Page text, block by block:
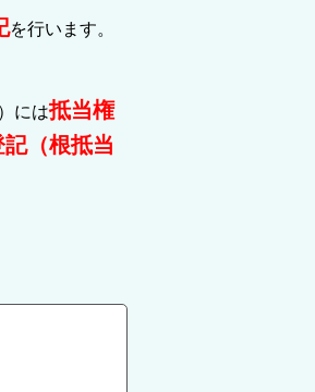
を行います。
には抵当権
（根抵当